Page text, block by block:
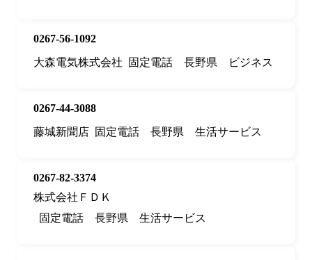
0267-56-1092
大森電気株式会社
固定電話 長野県 ビジネス
0267-44-3088
藤城新聞店 固定電話 長野県 生活サービス
0267-82-3374
株式会社ＦＤＫ
固定電話
長野県 生活サービス